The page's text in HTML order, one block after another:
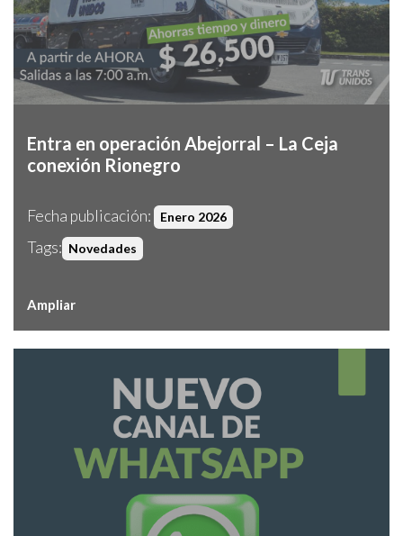
Entra en operación Abejorral – La Ceja
conexión Rionegro
Fecha publicación: Enero 2026
Tags: Novedades
Ampliar